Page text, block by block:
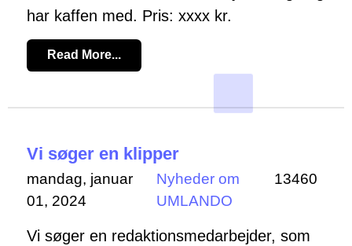
har kaffen med. Pris: xxxx kr.
Read More...
Vi søger en klipper
mandag, januar
01, 2024
Nyheder om
UMLANDO
13460
Vi søger en redaktionsmedarbejder, som